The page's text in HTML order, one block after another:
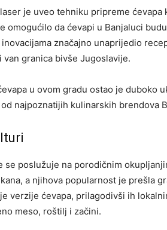
je uveo tehniku pripreme ćevapa
omogućilo da ćevapi u Banjaluci
značajno unaprijedio
granica bivše Jugoslavije.
u ovom gradu ostao je duboko
najpoznatijih kulinarskih brendova
se poslužuje na porodičnim
a njihova popularnost je prešla
verzije ćevapa, prilagodivši ih
meso, roštilj i začini.